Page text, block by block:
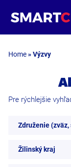
Home»Výzvy
Pre rýchlejšie
Združenie
Žilinský kraj